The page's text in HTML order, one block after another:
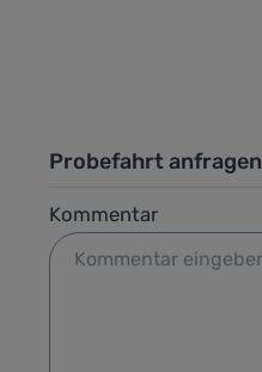
Probefahrt anfragen
Kommentar